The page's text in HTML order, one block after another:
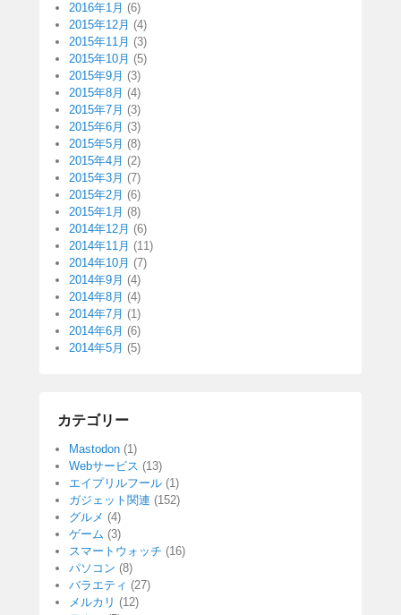
2016年1月 (6)
2015年12月 (4)
2015年11月 (3)
2015年10月 (5)
2015年9月 (3)
2015年8月 (4)
2015年7月 (3)
2015年6月 (3)
2015年5月 (8)
2015年4月 (2)
2015年3月 (7)
2015年2月 (6)
2015年1月 (8)
2014年12月 (6)
2014年11月 (11)
2014年10月 (7)
2014年9月 (4)
2014年8月 (4)
2014年7月 (1)
2014年6月 (6)
2014年5月 (5)
カテゴリー
Mastodon (1)
Webサービス (13)
エイプリルフール (1)
ガジェット関連 (152)
グルメ (4)
ゲーム (3)
スマートウォッチ (16)
パソコン (8)
バラエティ (27)
メルカリ (12)